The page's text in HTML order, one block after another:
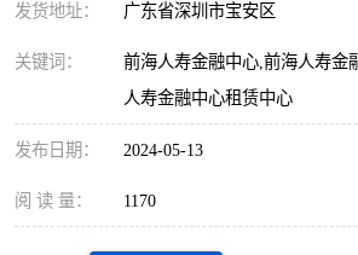
发货地址： 广东省深圳市宝安区
关键词：
前海人寿金融中心,前海人寿金
人寿金融中心租赁中心
发布日期： 2024-05-13
阅 读 量： 1170
中心区
南山区 西丽
南头 高新园
深圳超级总部基地